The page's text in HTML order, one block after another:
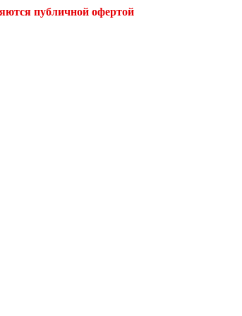
публичной офертой